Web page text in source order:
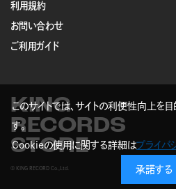
利用規約
お問い合わせ
ご利用ガイド
KING
RECORDS
STORE
© KING RECORD Co.,Ltd.
このサイトでは、サイトの利便性向上を
す。
Cookieの使用に関する詳細はプライバ
承諾する